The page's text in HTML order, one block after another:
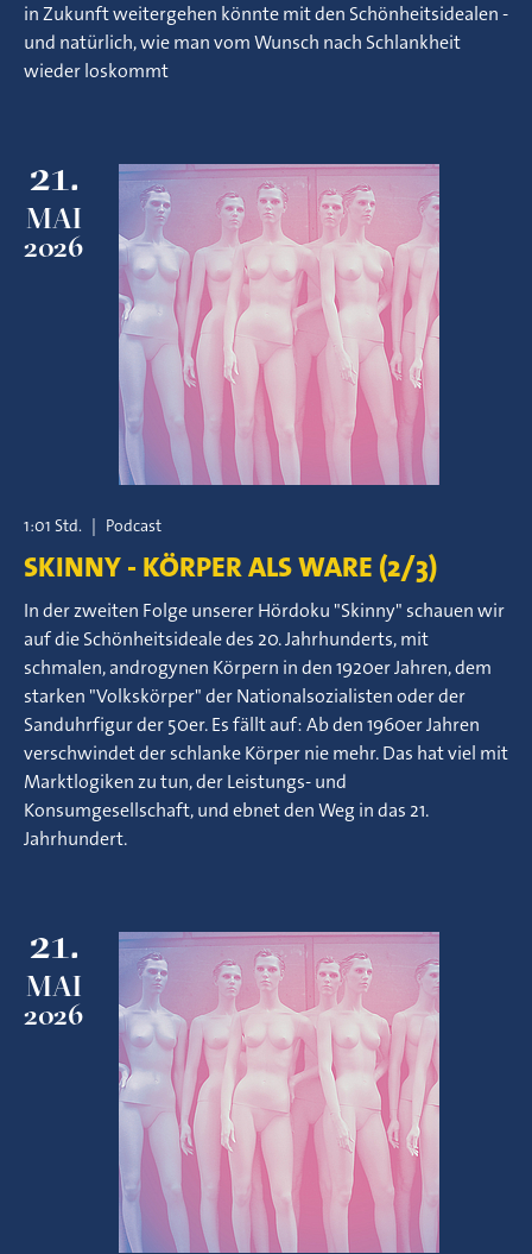
in Zukunft weitergehen könnte mit den Schönheitsidealen -
und natürlich, wie man vom Wunsch nach Schlankheit
wieder loskommt
21.
MAI
2026
1:01 Std. | Podcast
SKINNY - KÖRPER ALS WARE (2/3)
In der zweiten Folge unserer Hördoku "Skinny" schauen wir
auf die Schönheitsideale des 20. Jahrhunderts, mit
schmalen, androgynen Körpern in den 1920er Jahren, dem
starken "Volkskörper" der Nationalsozialisten oder der
Sanduhrfigur der 50er. Es fällt auf: Ab den 1960er Jahren
verschwindet der schlanke Körper nie mehr. Das hat viel mit
Marktlogiken zu tun, der Leistungs- und
Konsumgesellschaft, und ebnet den Weg in das 21.
Jahrhundert.
21.
MAI
2026